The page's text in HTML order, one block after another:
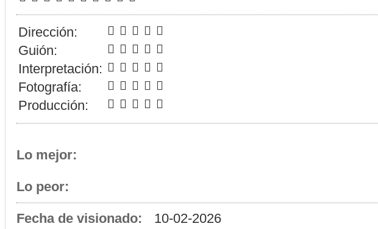
Dirección:
Guión:
Interpretación:
Fotografía:
Producción:
Lo mejor:
Lo peor:
Fecha de visionado: 10-02-2026